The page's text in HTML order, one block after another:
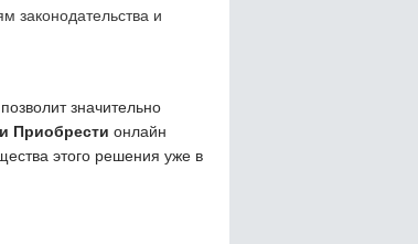
законодательства и
значительно
Приобрести онлайн
этого решения уже в